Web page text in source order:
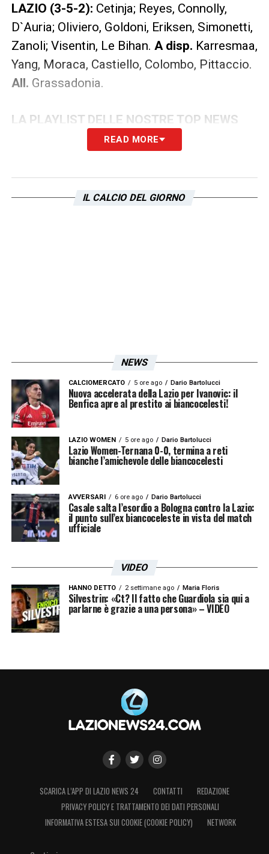
LAZIO (3-5-2): Cetinja; Reyes, Connolly,
D`Auria; Oliviero, Goldoni, Eriksen, Simonetti,
Zanoli; Visentin, Le Bihan. A disp. Karresmaa,
Yang, Moraca, Castiello, Colombo, Pittaccio.
All. Grassadonia.
LA PLAYLIST DELLE NOSTRE TOP NEWS
READ MORE
IL CALCIO DEL GIORNO
NEWS
CALCIOMERCATO 5 ore ago Dario Bartolucci
Nuova accelerata della Lazio per Ivanovic: il
Benfica apre al prestito ai biancocelesti!
LAZIO WOMEN 5 ore ago Dario Bartolucci
Lazio Women-Ternana 0-0, termina a reti
bianche l’amichevole delle biancocelesti
AVVERSARI 6 ore ago Dario Bartolucci
Casale salta l’esordio a Bologna contro la Lazio:
il punto sull’ex biancoceleste in vista del match
ufficiale
VIDEO
HANNO DETTO 2 settimane ago Maria Floris
Silvestrin: «Ct? Il fatto che Guardiola sia qui a
parlarne è grazie a una persona» – VIDEO
SCARICA L’APP DI LAZIO NEWS 24 CONTATTI
REDAZIONE
PRIVACY POLICY E TRATTAMENTO DEI DATI PERSONALI
INFORMATIVA ESTESA SUI COOKIE (COOKIE POLICY)
NETWORK